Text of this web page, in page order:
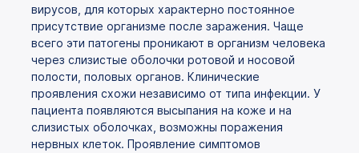
вирусов, для которых характерно постоянное
присутствие организме после заражения. Чаще
всего эти патогены проникают в организм человека
через слизистые оболочки ротовой и носовой
полости, половых органов. Клинические
проявления схожи независимо от типа инфекции. У
пациента появляются высыпания на коже и на
слизистых оболочках, возможны поражения
нервных клеток. Проявление симптомов